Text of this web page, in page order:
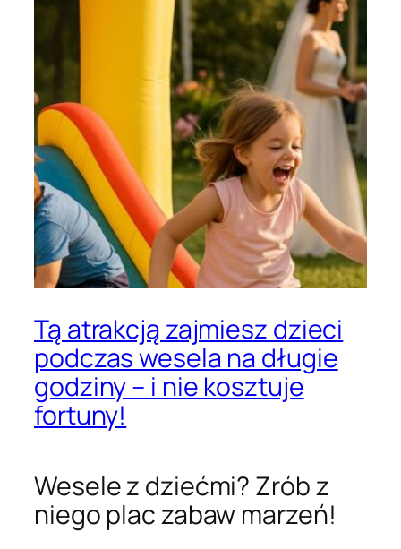
Tą atrakcją zajmiesz dzieci
podczas wesela na długie
godziny – i nie kosztuje
fortuny!
Wesele z dziećmi? Zrób z
niego plac zabaw marzeń!